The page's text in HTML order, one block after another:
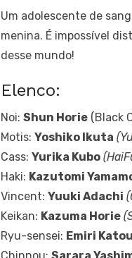
Um adolescente de
menina. É impossível
desse mundo!
Elenco:
Noi: Shun Horie (Black
Motis: Yoshiko Ikuta
Cass: Yurika Kubo
Haki: Kazutomi
Vincent: Yuuki Adachi
Keikan: Kazuma Horie
Ryu-sensei: Emiri Katou